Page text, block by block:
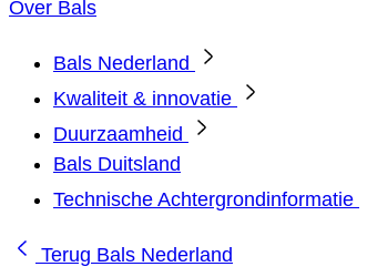
Over Bals
Bals Nederland
Kwaliteit & innovatie
Duurzaamheid
Bals Duitsland
Technische Achtergrondinformatie
Terug Bals Nederland